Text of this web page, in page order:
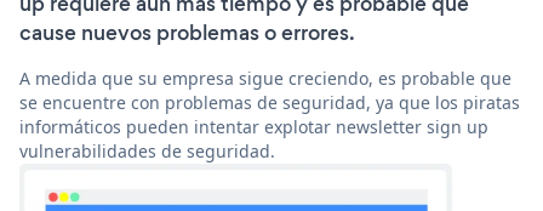
cause nuevos problemas o errores.
A medida que su empresa sigue creciendo, es probable que
se encuentre con problemas de seguridad, ya que los piratas
informáticos pueden intentar explotar newsletter sign up
vulnerabilidades de seguridad.